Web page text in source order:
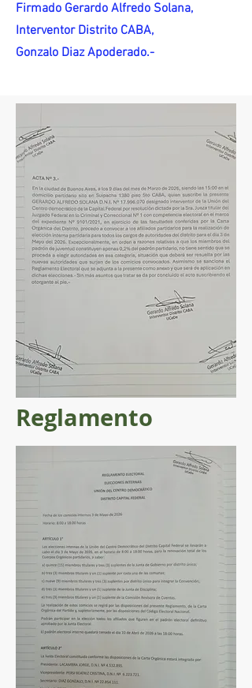
Firmado Gerardo Alfredo Solana,
Interventor Distrito CABA,
Gonzalo Diaz Apoderado.-
Reglamento